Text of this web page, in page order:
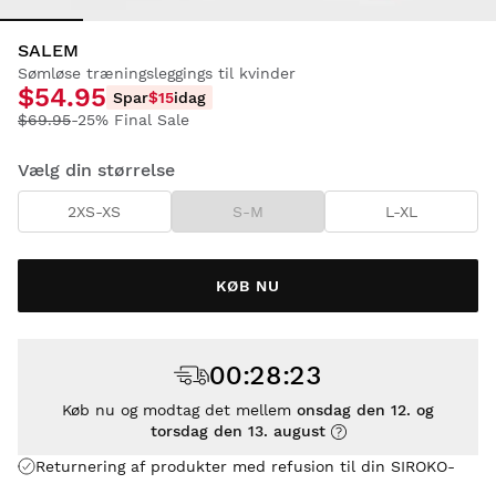
SALEM
Sømløse træningsleggings til kvinder
$54.95 Spar$15idag
$69.95-25% Final Sale
Vælg din størrelse
2XS-XS S-M L-XL
KØB NU
Returnering af produkter med refusion til din SIROKO-
00:28:23
Køb nu og modtag det mellem onsdag den 12. og
torsdag den 13. august